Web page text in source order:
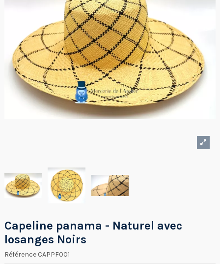
Capeline panama - Naturel avec
losanges Noirs
Référence CAPPF001